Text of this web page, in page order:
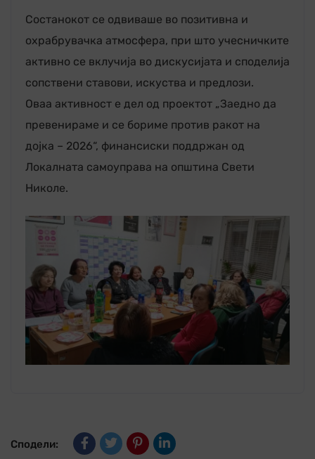
Состанокот се одвиваше во позитивна и
охрабрувачка атмосфера, при што учесничките
активно се вклучија во дискусијата и споделија
сопствени ставови, искуства и предлози.
Оваа активност е дел од проектот „Заедно да
превенираме и се бориме против ракот на
дојка – 2026“, финансиски поддржан од
Локалната самоуправа на општина Свети
Николе.
Сподели: